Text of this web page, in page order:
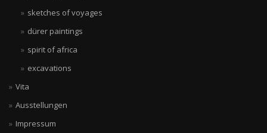
sketches of voyages
dürer paintings
spirit of africa
excavations
Vita
Ausstellungen
Impressum